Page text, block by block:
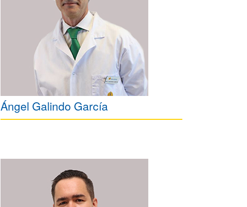
Ángel Galindo García